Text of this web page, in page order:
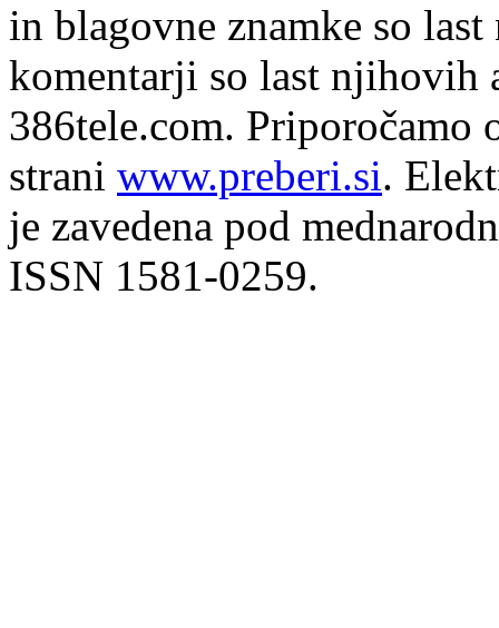
in blagovne znamke so
komentarji so last njihovih
386tele.com. Priporočamo
strani www.preberi.si.
je zavedena pod
ISSN 1581-0259.